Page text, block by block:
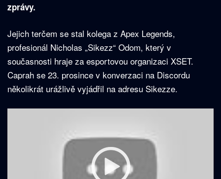
zprávy.
Jejich terčem se stal kolega z Apex Legends,
profesionál Nicholas „Sikezz“ Odom, který v
současnosti hraje za esportovou organizaci XSET.
Caprah se 23. prosince v konverzaci na Discordu
několikrát urážlivě vyjádřil na adresu Sikezze.